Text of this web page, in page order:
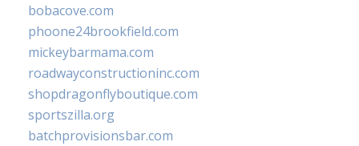
bobacove.com
phoone24brookfield.com
mickeybarmama.com
roadwayconstructioninc.com
shopdragonflyboutique.com
sportszilla.org
batchprovisionsbar.com